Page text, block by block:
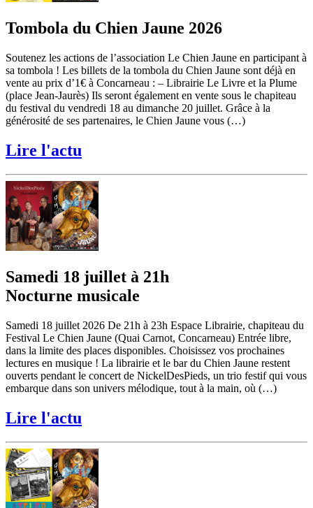
Tombola du Chien Jaune 2026
Soutenez les actions de l’association Le Chien Jaune en participant à
sa tombola ! Les billets de la tombola du Chien Jaune sont déjà en
vente au prix d’1€ à Concarneau : – Librairie Le Livre et la Plume
(place Jean-Jaurès) Ils seront également en vente sous le chapiteau
du festival du vendredi 18 au dimanche 20 juillet. Grâce à la
générosité de ses partenaires, le Chien Jaune vous (…)
Lire l'actu
Samedi 18 juillet à 21h
Nocturne musicale
Samedi 18 juillet 2026 De 21h à 23h Espace Librairie, chapiteau du
Festival Le Chien Jaune (Quai Carnot, Concarneau) Entrée libre,
dans la limite des places disponibles. Choisissez vos prochaines
lectures en musique ! La librairie et le bar du Chien Jaune restent
ouverts pendant le concert de NickelDesPieds, un trio festif qui vous
embarque dans son univers mélodique, tout à la main, où (…)
Lire l'actu